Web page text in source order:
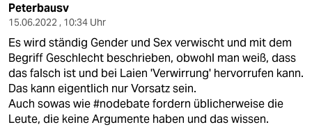
Peterbausv
15.06.2022 , 10:34 Uhr
Es wird ständig Gender und Sex verwischt und mit dem
Begriff Geschlecht beschrieben, obwohl man weiß, dass
das falsch ist und bei Laien 'Verwirrung' hervorrufen kann.
Das kann eigentlich nur Vorsatz sein.
Auch sowas wie #nodebate fordern üblicherweise die
Leute, die keine Argumente haben und das wissen.